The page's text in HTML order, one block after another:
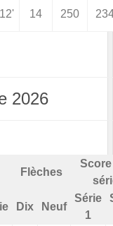
12' 14 250
2026
Flèches
Dix Neuf
Série
1